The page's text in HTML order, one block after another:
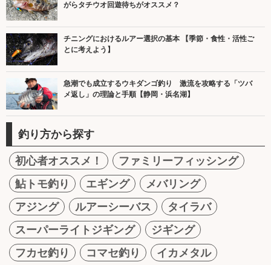
がらタチウオ回遊待ちがオススメ？
チニングにおけるルアー選択の基本 【季節・食性・活性ご
とに考えよう】
急潮でも成立するウキダンゴ釣り 激流を攻略する「ツバ
メ返し」の理論と手順【静岡・浜名湖】
釣り方から探す
初心者オススメ！
ファミリーフィッシング
鮎トモ釣り
エギング
メバリング
アジング
ルアーシーバス
タイラバ
スーパーライトジギング
ジギング
フカセ釣り
コマセ釣り イカメタル